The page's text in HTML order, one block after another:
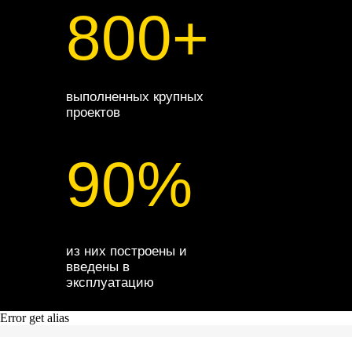
выполненных крупных
проектов
800+
из них построены и
введены в
эксплуатацию
90%
Error get alias